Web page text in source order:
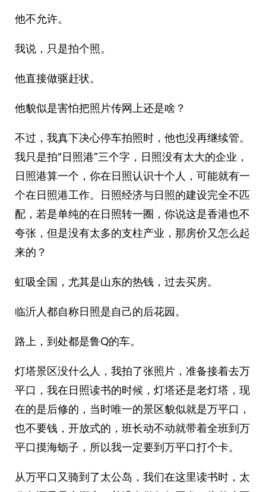
他不允许。
我说，只是拍个照。
他直接做驱赶状。
他貌似是害怕把照片传网上还是啥？
不过，我真下决心停车拍照时，他也没再继续管。
我只是拍“日照港”三个字，日照没有太大的企业，
日照港算一个，你在日照认识十个人，可能就有一
个在日照港工作。日照经济与日照的建设完全不匹
配，若是单纯的在日照转一圈，你说这是香港也不
夸张，但是没有太多的支柱产业，那房价又怎么起
来的？
虹吸全国，尤其是山东的热钱，过去买房。
临沂人都自称日照是自己的后花园。
路上，到处都是鲁Q的车。
灯塔景区没什么人，我拍了张照片，准备接着去万
平口，我在日照读书的时候，灯塔还是老灯塔，现
在的是后修的，当时唯一的景区貌似就是万平口，
也不要钱，开放式的，班长动不动就带着全班到万
平口摸海蛎子，所以我一定要到万平口打个卡。
从万平口又骑到了太公岛，我们在这里读书时，太